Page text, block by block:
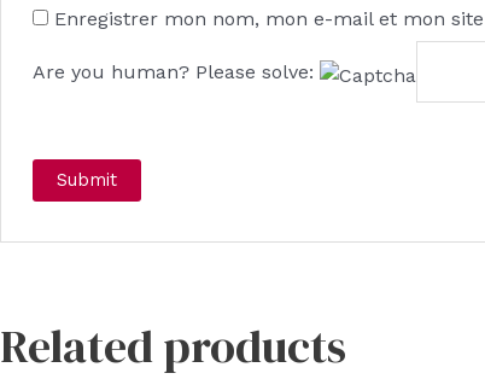
Enregistrer mon nom, mon e-mail et mon
Are you human? Please solve:
Related products